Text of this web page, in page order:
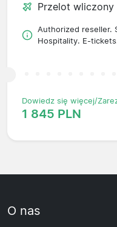
Przelot wliczony
Authorized reseller.
Hospitality. E-
Dowiedz się więcej/
1 845 PLN
O nas